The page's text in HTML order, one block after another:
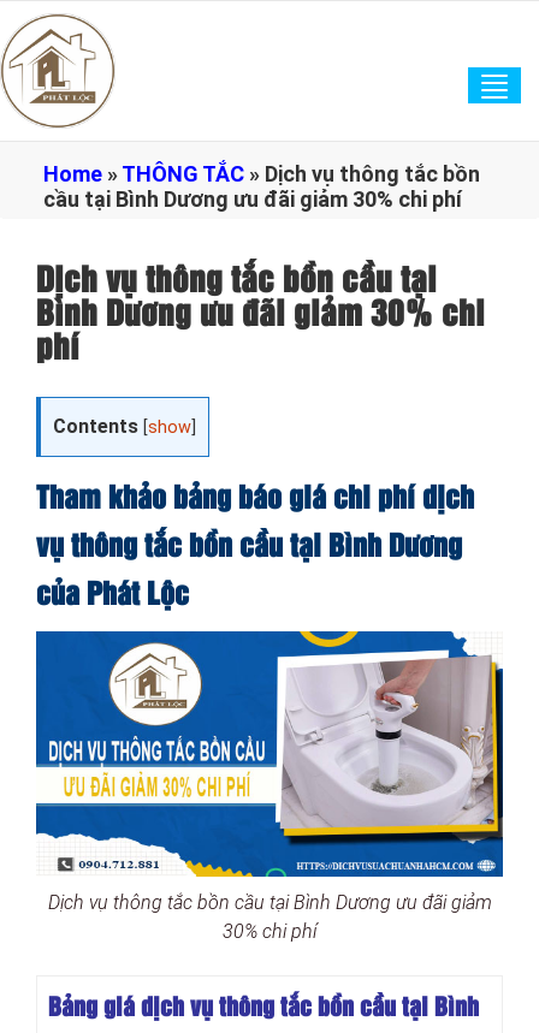
Home »THÔNG TẮC » Dịch vụ thông tắc bồn
cầu tại Bình Dương ưu đãi giảm 30% chi phí
Dịch vụ thông tắc bồn cầu tại
Bình Dương ưu đãi giảm 30% chi
phí
Contents [show
Tham khảo bảng báo giá chi phí dịch
vụ thông tắc bồn cầu tại Bình Dương
của Phát Lộc
Dịch vụ thông tắc bồn cầu tại Bình Dương ưu đãi giảm
30% chi phí
Bảng giá dịch vụ thông tắc bồn cầu tại Bình